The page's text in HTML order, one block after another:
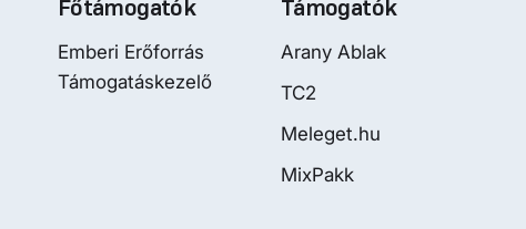
Főtámogatók
Emberi Erőforrás
Támogatáskezelő
Támogatók
Arany Ablak
TC2
Meleget.hu
MixPakk